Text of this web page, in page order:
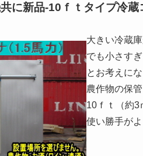
に新品-10ｆｔタイプ冷蔵
大きい冷蔵
でも小さす
とお考えに
農作物の保
10ｆｔ（約3
使い勝手が